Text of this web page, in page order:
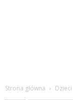
Strona główna Dzieci